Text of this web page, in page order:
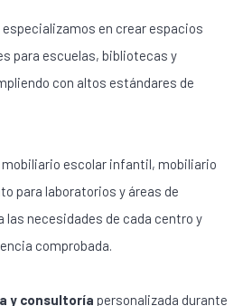
especializamos en crear espacios
para escuelas, bibliotecas y
con altos estándares de
escolar infantil, mobiliario
para laboratorios y áreas de
las necesidades de cada centro y
comprobada.
y consultoría personalizada durante